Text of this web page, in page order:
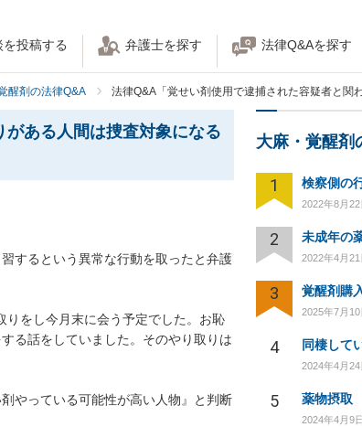
投稿する 弁護士を探す 法律Q&Aを探す
醒剤の法律Q&A 法律Q&A「覚せい剤使用で逮捕された容疑者と関
ある人間は捜査対象になる
するという異常な行動を取ったと弁護
をし今月末に会う予定でした。お恥
る話をしていました。そのやり取りは
やっている可能性が高い人物』と判断
大麻・覚醒剤
1
2022年8月22
2 未成年の
2022年4月21
3 覚醒剤購
2025年7月10
4
2024年4月24
5 薬物摂取
2024年4月9日